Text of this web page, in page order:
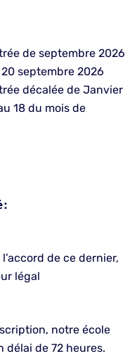
de septembre 2026
septembre 2026
décalée de Janvier
18 du mois de
:
de ce dernier,
légal
notre école
délai de 72 heures.